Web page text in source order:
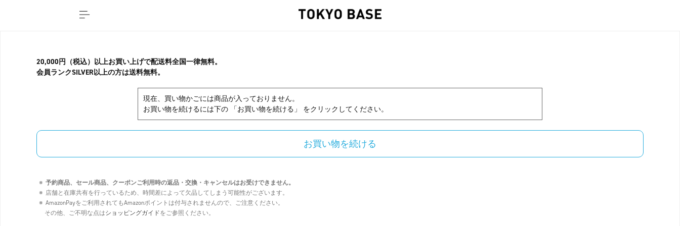
20,000円（税込）以上お買い上げで配送料全国一律無料。
会員ランクSILVER以上の方は送料無料。
現在、買い物かごには商品が入っておりません。
お買い物を続けるには下の 「お買い物を続ける」 をクリックしてください。
予約商品、セール商品、クーポンご利用時の返品・交換・キャンセルはお受けできません。
店舗と在庫共有を行っているため、時間差によって欠品してしまう可能性がございます。
AmazonPayをご利用されてもAmazonポイントは付与されませんので、ご注意ください。
その他、ご不明な点はショッピングガイドをご参照ください。